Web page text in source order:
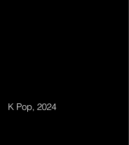
K Pop, 2024